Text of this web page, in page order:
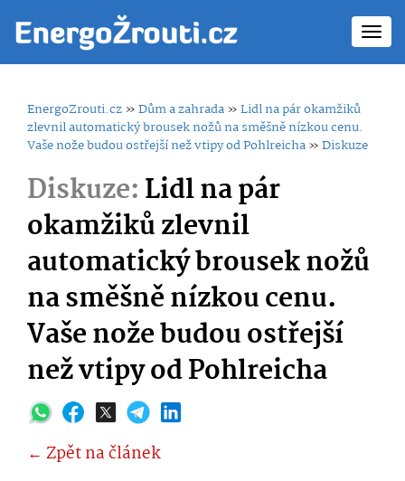
EnergoZrouti.cz»Dům a zahrada»Lidl na pár okamžiků
zlevnil automatický brousek nožů na směšně nízkou cenu.
Vaše nože budou ostřejší než vtipy od Pohlreicha»Diskuze
Diskuze:Lidl na pár
okamžiků zlevnil
automatický brousek nožů
na směšně nízkou cenu.
Vaše nože budou ostřejší
než vtipy od Pohlreicha
← Zpět na článek